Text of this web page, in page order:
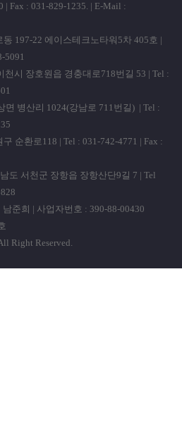
| Fax : 031-829-1235. | E-Mail :
197-22 에이스테크노타워5차 405호 |
5091
시 장호원읍 경충대로718번길 53 | Tel :
병산리 1024(강남로 711번길) | Tel :
순환로118 | Tel : 031-742-4771 | Fax :
도 서천군 장항읍 장항산단9길 7 | Tel
준희 | 사업자번호 : 390-88-00430
Right Reserved.